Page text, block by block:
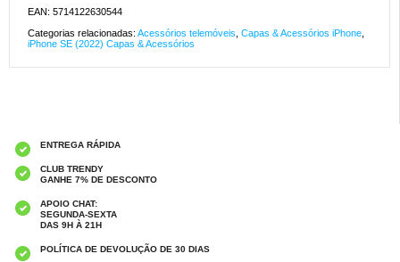
EAN: 5714122630544
Categorias relacionadas: Acessórios telemóveis Capas & Acessórios iPhone
iPhone SE (2022) Capas & Acessórios
ENTREGA RÁPIDA
CLUB TRENDY
GANHE 7% DE DESCONTO
APOIO CHAT:
SEGUNDA-SEXTA
DAS 9H À 21H
POLÍTICA DE DEVOLUÇÃO DE 30 DIAS